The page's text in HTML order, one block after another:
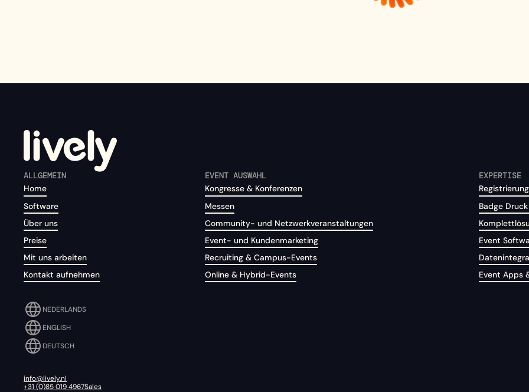
ALLGEMEIN
Home
Software
Über uns
Preise
Mit uns arbeiten
Kontakt aufnehmen
EVENT AUSWAHL
Kongresse & Konferenzen
Messen
Community- und Netzwerkveranstaltungen
Event- und Kundenmarketing
Recruiting & Campus-Events
Online & Hybrid-Events
EXPERTISE
Registrierung
Badge
Event
Event Apps
NEDERLANDS
ENGLISH
DEUTSCH
info@lively.nl
+31 (0)85 019 4967Sales